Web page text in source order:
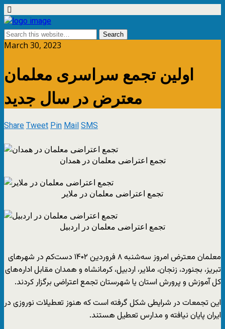
March 30, 2023
اولین تجمع سراسری معلمان
معترض در سال جدید
ShareTweetPinMailSMS
تجمع اعتراضی معلمان در همدان
تجمع اعتراضی معلمان در ملایر
تجمع اعتراضی معلمان در اردبیل
معلمان معترض امروز سه‌شنبه ۸ فروردین ۱۴۰۲ دست‌کم در شهرهای
تبریز، بجنورد، زنجان، ملایر، اردبیل، کرمانشاه و همدان مقابل اداره‌های
کل آموزش و پرورش استان یا شهرستان تجمع اعتراضی برگزار کردند.
این تجمعات در شرایطی شکل گرفته است که هنوز تعطیلات نوروزی در
ایران پایان نیافته و مدارس تعطیل هستند.